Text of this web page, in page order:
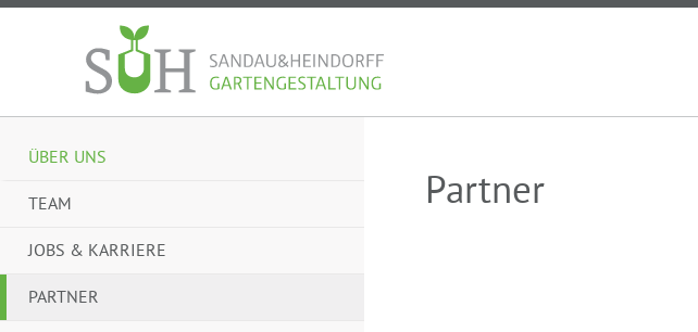
ÜBER UNS
TEAM
JOBS & KARRIERE
PARTNER
Partner